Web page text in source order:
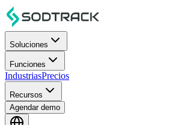
Soluciones
Funciones
IndustriasPrecios
Recursos
Agendar demo